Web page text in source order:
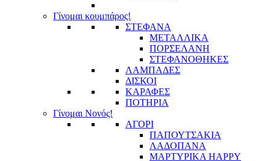
Γίνομαι κουμπάρος!
ΣΤΕΦΑΝΑ
ΜΕΤΑΛΛΙΚΑ
ΠΟΡΣΕΛΑΝΗ
ΣΤΕΦΑΝΟΘΗΚΕΣ
ΛΑΜΠΑΔΕΣ
ΔΙΣΚΟΙ
ΚΑΡΑΦΕΣ
ΠΟΤΗΡΙΑ
Γίνομαι Νονός!
ΑΓΟΡΙ
ΠΑΠΟΥΤΣΑΚΙΑ
ΛΑΔΟΠΑΝΑ
ΜΑΡΤΥΡΙΚΑ HAPPY